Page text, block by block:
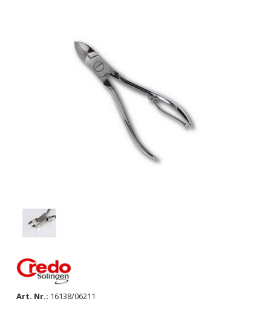
Art. Nr.: 16138/06211